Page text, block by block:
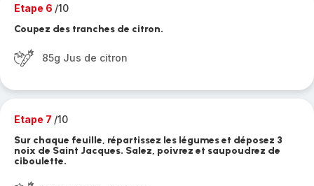
Etape 6 /10
Coupez des tranches de citron.
85g Jus de citron
Etape 7 /10
Sur chaque feuille, répartissez les légumes et déposez 3
noix de Saint Jacques. Salez, poivrez et saupoudrez de
ciboulette.